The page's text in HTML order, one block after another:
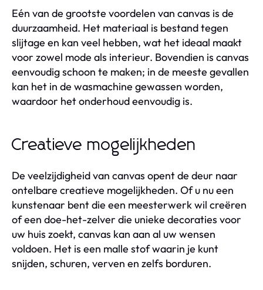
Eén van de grootste voordelen van canvas is de
duurzaamheid. Het materiaal is bestand tegen
slijtage en kan veel hebben, wat het ideaal maakt
voor zowel mode als interieur. Bovendien is canvas
eenvoudig schoon te maken; in de meeste gevallen
kan het in de wasmachine gewassen worden,
waardoor het onderhoud eenvoudig is.
Creatieve mogelijkheden
De veelzijdigheid van canvas opent de deur naar
ontelbare creatieve mogelijkheden. Of u nu een
kunstenaar bent die een meesterwerk wil creëren
of een doe-het-zelver die unieke decoraties voor
uw huis zoekt, canvas kan aan al uw wensen
voldoen. Het is een malle stof waarin je kunt
snijden, schuren, verven en zelfs borduren.